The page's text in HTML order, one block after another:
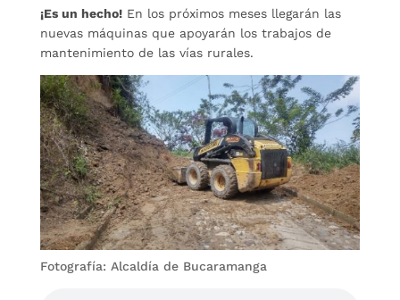
¡Es un hecho!En los próximos meses llegarán las
nuevas máquinas que apoyarán los trabajos de
mantenimiento de las vías rurales.
Fotografía: Alcaldía de Bucaramanga